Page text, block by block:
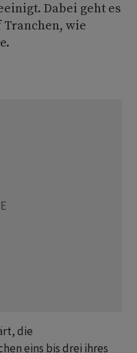
Dabei geht es
Tranchen, wie
die
eins bis drei ihres